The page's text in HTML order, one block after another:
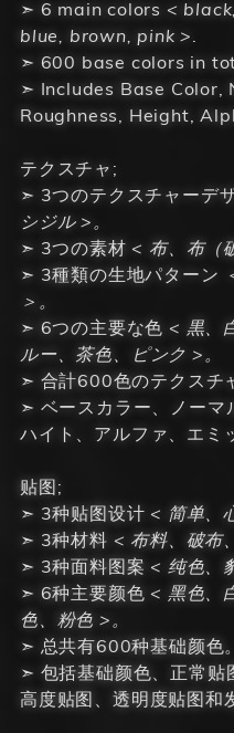
➣ 6 main colors <
blue, brown, pink >.
➣ 600 base colors in
➣ Includes Base Color,
Roughness, Height,
テクスチャ;
➣ 3つのテクスチャーデ
シジル >。
➣ 3つの素材 < 布、布（
➣ 3種類の生地パターン
＞。
➣ 6つの主要な色 < 黒、
ルー、茶色、ピンク >。
➣ 合計600色のテクスチ
➣ ベースカラー、ノーマ
ハイト、アルファ、エミ
贴图;
➣ 3种贴图设计 < 简单、
➣ 3种材料 < 布料、破布
➣ 3种面料图案 < 纯色、
➣ 6种主要颜色 < 黑色、
色、粉色 >。
➣ 总共有600种基础颜色。
➣ 包括基础颜色、正常贴
高度贴图、透明度贴图和